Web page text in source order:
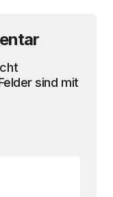
sind mit